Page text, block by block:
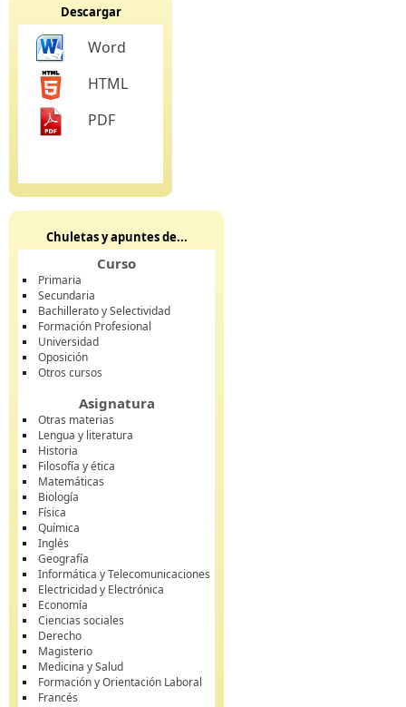
Descargar
Word
HTML
PDF
Chuletas y apuntes de...
Curso
Primaria
Secundaria
Bachillerato y Selectividad
Formación Profesional
Universidad
Oposición
Otros cursos
Asignatura
Otras materias
Lengua y literatura
Historia
Filosofía y ética
Matemáticas
Biología
Física
Química
Inglés
Geografía
Informática y Telecomunicaciones
Electricidad y Electrónica
Economía
Ciencias sociales
Derecho
Magisterio
Medicina y Salud
Formación y Orientación Laboral
Francés